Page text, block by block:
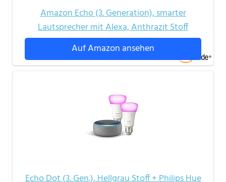
Amazon Echo (3. Generation), smarter
Lautsprecher mit Alexa, Anthrazit Stoff
Auf Amazon ansehen
Echo Dot (3. Gen.), Hellgrau Stoff + Philips Hue